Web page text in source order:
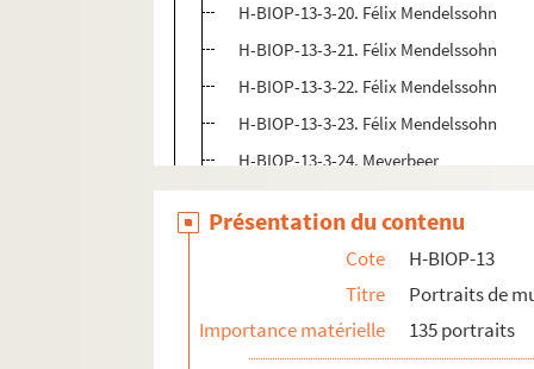
H-BIOP-13-3-20. Félix Mendelssohn
H-BIOP-13-3-21. Félix Mendelssohn
H-BIOP-13-3-22. Félix Mendelssohn
H-BIOP-13-3-23. Félix Mendelssohn
H-BIOP-13-3-24. Meyerbeer
H-BIOP-13-3-25. Meyerbeer
H-BIOP-13-3-26. Moscheles
H-BIOP-13-3-27. Mozart
Présentation du contenu
Cote
H-BIOP-13
Titre
Portraits de
Importance matérielle
135 portraits